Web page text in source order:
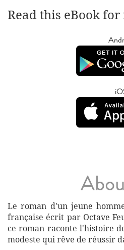
Read this eBook
Le roman d'un jeune
française écrit par Octave
ce roman raconte l'histoire
modeste qui rêve de réussir